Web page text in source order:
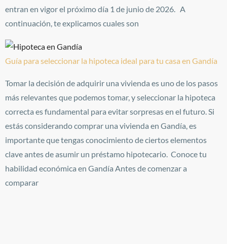
entran en vigor el próximo día 1 de junio de 2026. A
continuación, te explicamos cuales son
Guía para seleccionar la hipoteca ideal para tu casa en Gandía
Tomar la decisión de adquirir una vivienda es uno de los pasos
más relevantes que podemos tomar, y seleccionar la hipoteca
correcta es fundamental para evitar sorpresas en el futuro. Si
estás considerando comprar una vivienda en Gandía, es
importante que tengas conocimiento de ciertos elementos
clave antes de asumir un préstamo hipotecario. Conoce tu
habilidad económica en Gandía Antes de comenzar a
comparar